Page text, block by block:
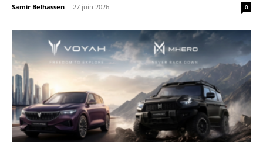
Samir Belhassen - 27 juin 2026 0